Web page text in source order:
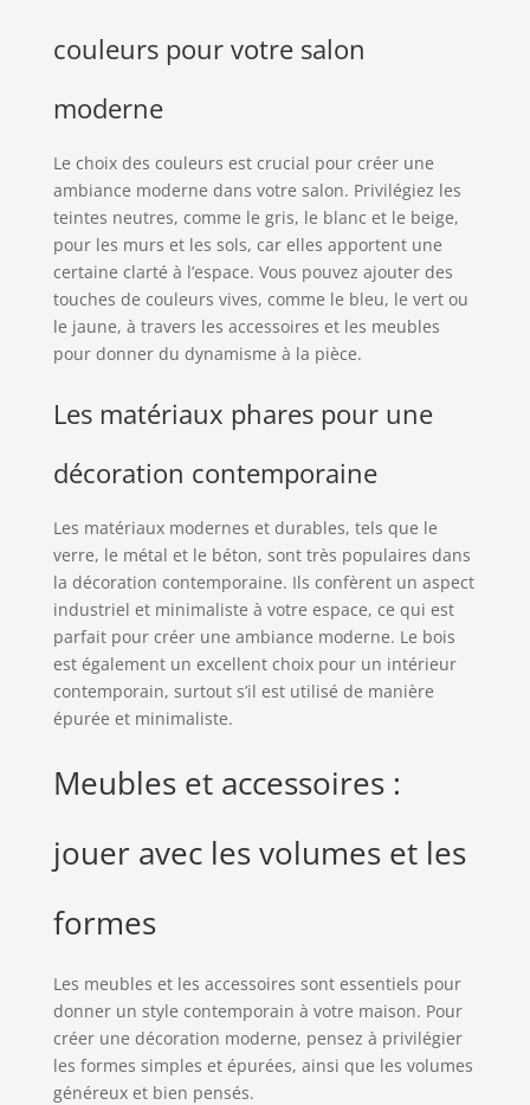
couleurs pour votre salon
moderne
Le choix des couleurs est crucial pour créer une
ambiance moderne dans votre salon. Privilégiez les
teintes neutres, comme le gris, le blanc et le beige,
pour les murs et les sols, car elles apportent une
certaine clarté à l’espace. Vous pouvez ajouter des
touches de couleurs vives, comme le bleu, le vert ou
le jaune, à travers les accessoires et les meubles
pour donner du dynamisme à la pièce.
Les matériaux phares pour une
décoration contemporaine
Les matériaux modernes et durables, tels que le
verre, le métal et le béton, sont très populaires dans
la décoration contemporaine. Ils confèrent un aspect
industriel et minimaliste à votre espace, ce qui est
parfait pour créer une ambiance moderne. Le bois
est également un excellent choix pour un intérieur
contemporain, surtout s’il est utilisé de manière
épurée et minimaliste.
Meubles et accessoires :
jouer avec les volumes et les
formes
Les meubles et les accessoires sont essentiels pour
donner un style contemporain à votre maison. Pour
créer une décoration moderne, pensez à privilégier
les formes simples et épurées, ainsi que les volumes
généreux et bien pensés.